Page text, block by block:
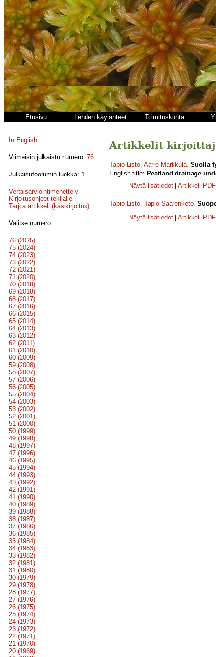
Etusivu Lehden käytänteet Toimituskunta
In English
Viimeisin julkaistu numero: 76
Julkaisufoorumin luokka: 1
Vertaisarviointimenettely
Kirjoitusohjeet tekijälle
Tarjoa artikkeli (käsikirjoitus)
Valitse numero:
76 (2025)
75 (2024)
74 (2023)
73 (2022)
72 (2021)
71 (2020)
70 (2019)
69 (2018)
68 (2017)
67 (2016)
66 (2015)
65 (2014)
64 (2013)
63 (2012)
62 (2011)
61 (2010)
60 (2009)
59 (2008)
58 (2007)
57 (2006)
56 (2005)
55 (2004)
54 (2003)
53 (2002)
52 (2001)
51 (2000)
50 (1999)
49 (1998)
48 (1997)
47 (1996)
46 (1995)
45 (1994)
44 (1993)
43 (1992)
42 (1991)
41 (1990)
40 (1989)
39 (1988)
38 (1987)
37 (1986)
36 (1985)
35 (1984)
34 (1983)
33 (1982)
32 (1981)
31 (1980)
30 (1979)
29 (1978)
28 (1977)
27 (1976)
26 (1975)
25 (1974)
24 (1973)
23 (1972)
22 (1971)
21 (1970)
20 (1969)
Artikkelit
Tapio Listo, Aarre Markkula. Suolla
English title: Peatland drainage
Näytä lisätiedot
Artikkeli
Tapio Listo, Tapio Saarenketo.
Näytä lisätiedot
Artikkeli